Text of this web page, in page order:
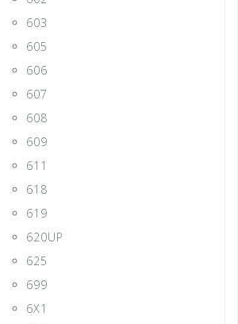
603
605
606
607
608
609
611
618
619
620UP
625
699
6X1